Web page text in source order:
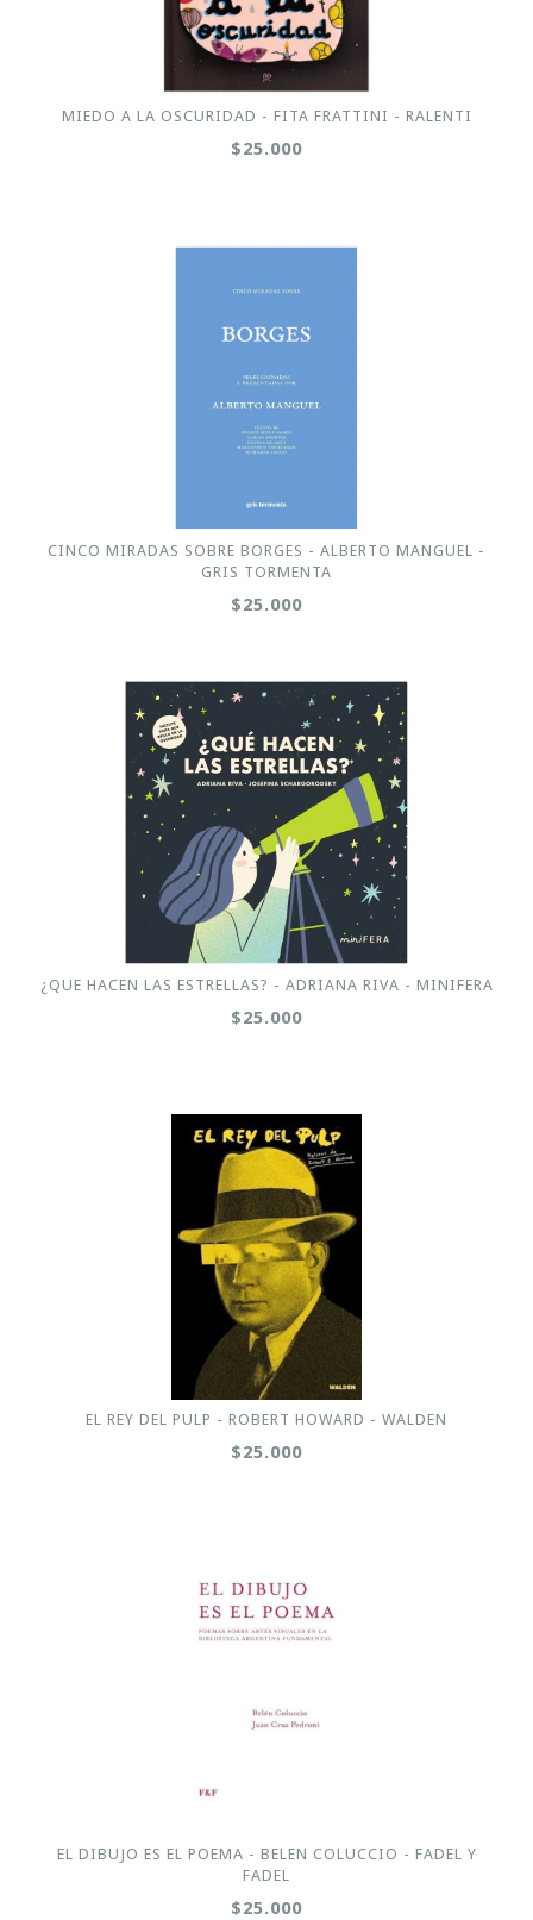
MIEDO A LA OSCURIDAD - FITA FRATTINI - RALENTI
$25.000
CINCO MIRADAS SOBRE BORGES - ALBERTO MANGUEL -
GRIS TORMENTA
$25.000
¿QUE HACEN LAS ESTRELLAS? - ADRIANA RIVA - MINIFERA
$25.000
EL REY DEL PULP - ROBERT HOWARD - WALDEN
$25.000
EL DIBUJO ES EL POEMA - BELEN COLUCCIO - FADEL Y
FADEL
$25.000